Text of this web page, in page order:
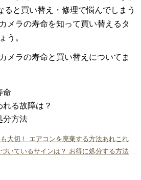
ると買い替え・修理で悩んでしまう
メラの寿命を知って買い替えるタ
う。
メラの寿命と買い替えについてま
命
る故障は？
分方法
大切！ エアコンを廃棄する方法あれこれ
テレビの寿命が近づいているサインは？ お得に処分する方法も紹介